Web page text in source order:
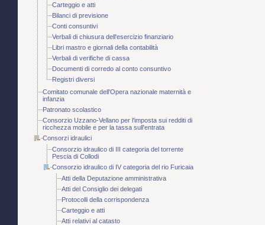
Carteggio e atti
Bilanci di previsione
Conti consuntivi
Verbali di chiusura dell'esercizio finanziario
Libri mastro e giornali della contabilità
Verbali di verifiche di cassa
Documenti di corredo al conto consuntivo
Registri diversi
Comitato comunale dell'Opera nazionale maternità e
infanzia
Patronato scolastico
Consorzio Uzzano-Vellano per l'imposta sui redditi di
ricchezza mobile e per la tassa sull'entrata
Consorzi idraulici
Consorzio idraulico di III categoria del torrente
Pescia di Collodi
Consorzio idraulico di IV categoria del rio Furicaia
Atti della Deputazione amministrativa
Atti del Consiglio dei delegati
Protocolli della corrispondenza
Carteggio e atti
Atti relativi al catasto